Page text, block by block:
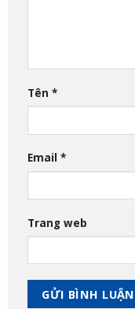
Tên *
Email *
Trang web